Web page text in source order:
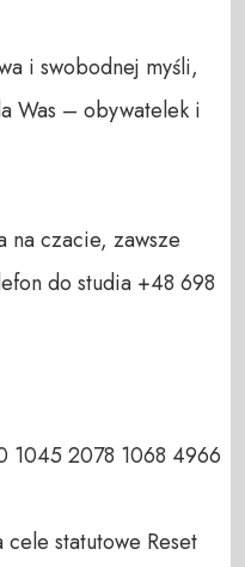
i swobodnej myśli,
Was – obywatelek i
na czacie, zawsze
do studia +48 698
1045 2078 1068 4966
statutowe Reset